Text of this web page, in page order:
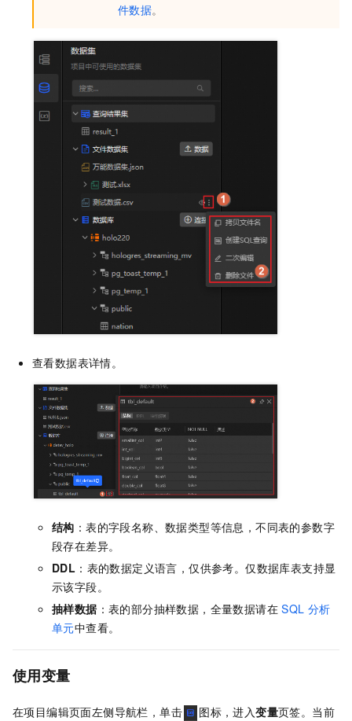
件数据。
查看数据表详情。
结构 ：表的字段名称、数据类型等信息，不同表的参数字
段存在差异。
DDL ：表的数据定义语言，仅供参考。仅数据库表支持显
示该字段。
抽样数据：表的部分抽样数据，全量数据请在 SQL 分析
单元中查看。
使用变量
在项目编辑页面左侧导航栏，单击 图标，进入变量页签。当前